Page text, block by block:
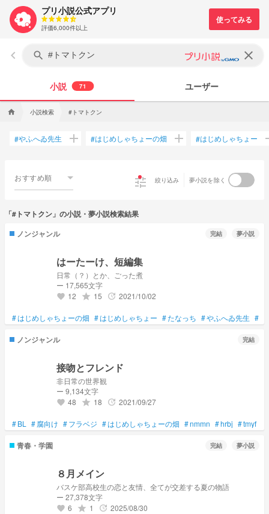
プリ小説公式アプリ
評価6,000件以上
keyboard_arrow_left search clear
小説 71 ユーザー
home 小説検索 #トマトクン
#やふへゐ先生 add #はじめしゃちょーの畑 add #はじめしゃちょー
おすすめ順 tune 絞り込み 夢小説を除く
「#トマトクン」の小説・夢小説検索結果
ノンジャンル
完結 夢小説
はーたーけ、短編集
日常（？）とか、ごった煮
ー 17,565文字
favorite 12 grade 15 update 2021/10/02
#はじめしゃちょーの畑 #はじめしゃちょー #たなっち #やふへゐ先生 #
ノンジャンル 完結
接吻とフレンド
非日常の世界観
ー 9,134文字
favorite 48 grade 18 update 2021/09/27
#BL #腐向け #フラベジ #はじめしゃちょーの畑 #nmmn #hrbj #tmyf
青春・学園 完結 夢小説
８月メイン
バスケ部高校生の恋と友情、全てが交差する夏の物語
ー 27,378文字
favorite 6 grade 1 update 2025/08/30